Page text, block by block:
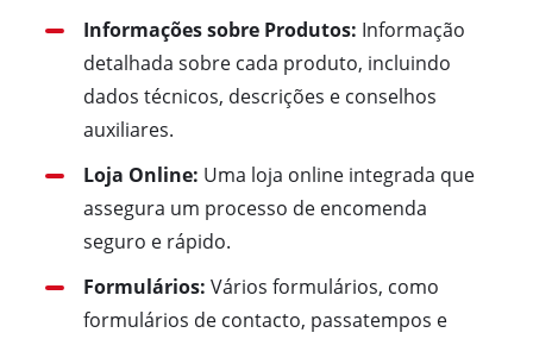
Informações sobre Produtos: Informação
detalhada sobre cada produto, incluindo
dados técnicos, descrições e conselhos
auxiliares.
Loja Online: Uma loja online integrada que
assegura um processo de encomenda
seguro e rápido.
Formulários: Vários formulários, como
formulários de contacto, passatempos e